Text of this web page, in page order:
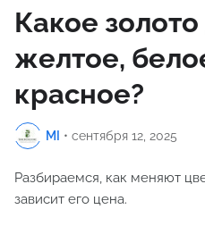
Какое
желтое,
красное?
MI • сентября 12, 2025
Разбираемся, как меняют
зависит его цена.